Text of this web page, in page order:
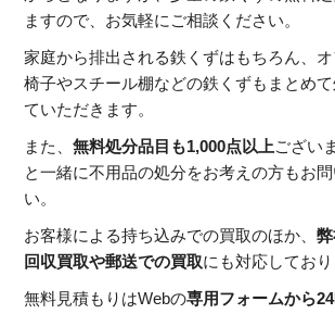
ますので、お気軽にご相談ください。
家庭から排出される鉄くずはもちろん、
椅子やスチール棚などの鉄くずもまとめ
ていただきます。
また、無料処分品目も1,000点以上ござい
と一緒に不用品の処分をお考えの方もお
い。
お客様による持ち込みでの買取のほか、
回収買取や郵送での買取にも対応しており
無料見積もりはWebの専用フォームから